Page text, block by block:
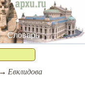
Словарь
Евклидова